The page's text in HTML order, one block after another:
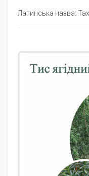
Латинська назва: